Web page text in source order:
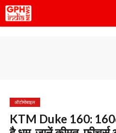
Skip
to
ऑटोमोबाइल
KTM Duke 160: